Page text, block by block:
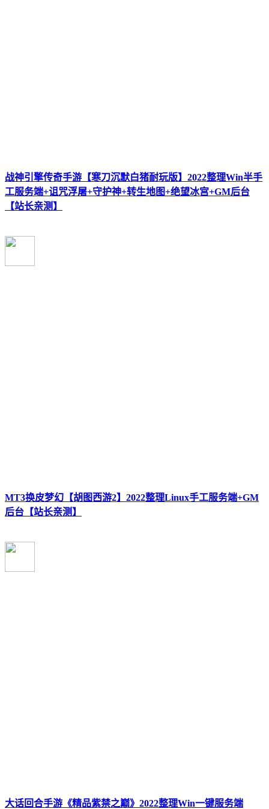
战神引擎传奇手游【寒刀沉默白猪耐玩版】2022整理Win半手
工服务端+诅咒浮屠+守护神+转生地图+绝望冰宫+GM后台
【站长亲测】
MT3换皮梦幻【胡图西游2】2022整理Linux手工服务端+GM
后台【站长亲测】
大话回合手游《精品紫禁之巅》2022整理Win一键服务端